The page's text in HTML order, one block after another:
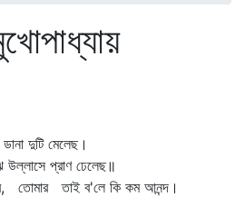
দুটি মেলেছ।
প্রাণ ঢেলেছ॥
তোমার তাই ব'লে কি কম আনন্দ।